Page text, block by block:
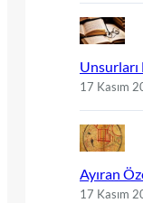
17 Kasım
Ayıran
17 Kasım